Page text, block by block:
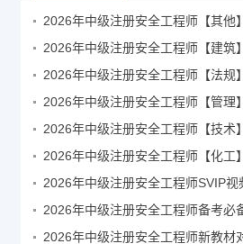
2026年中级注册安全工程师【法规
2026年中级注册安全工程师【技术
2026年中级注册安全工程师【化工
2026年中级注册安全工程师SVIP视